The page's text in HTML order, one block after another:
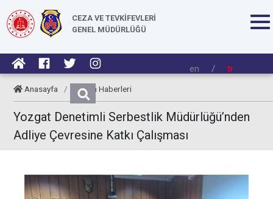
CEZA VE TEVKİFEVLERİ
GENEL MÜDÜRLÜĞÜ
en / tr
Anasayfa / Kurum Haberleri
Yozgat Denetimli Serbestlik Müdürlüğü’nden
Adliye Çevresine Katkı Çalışması